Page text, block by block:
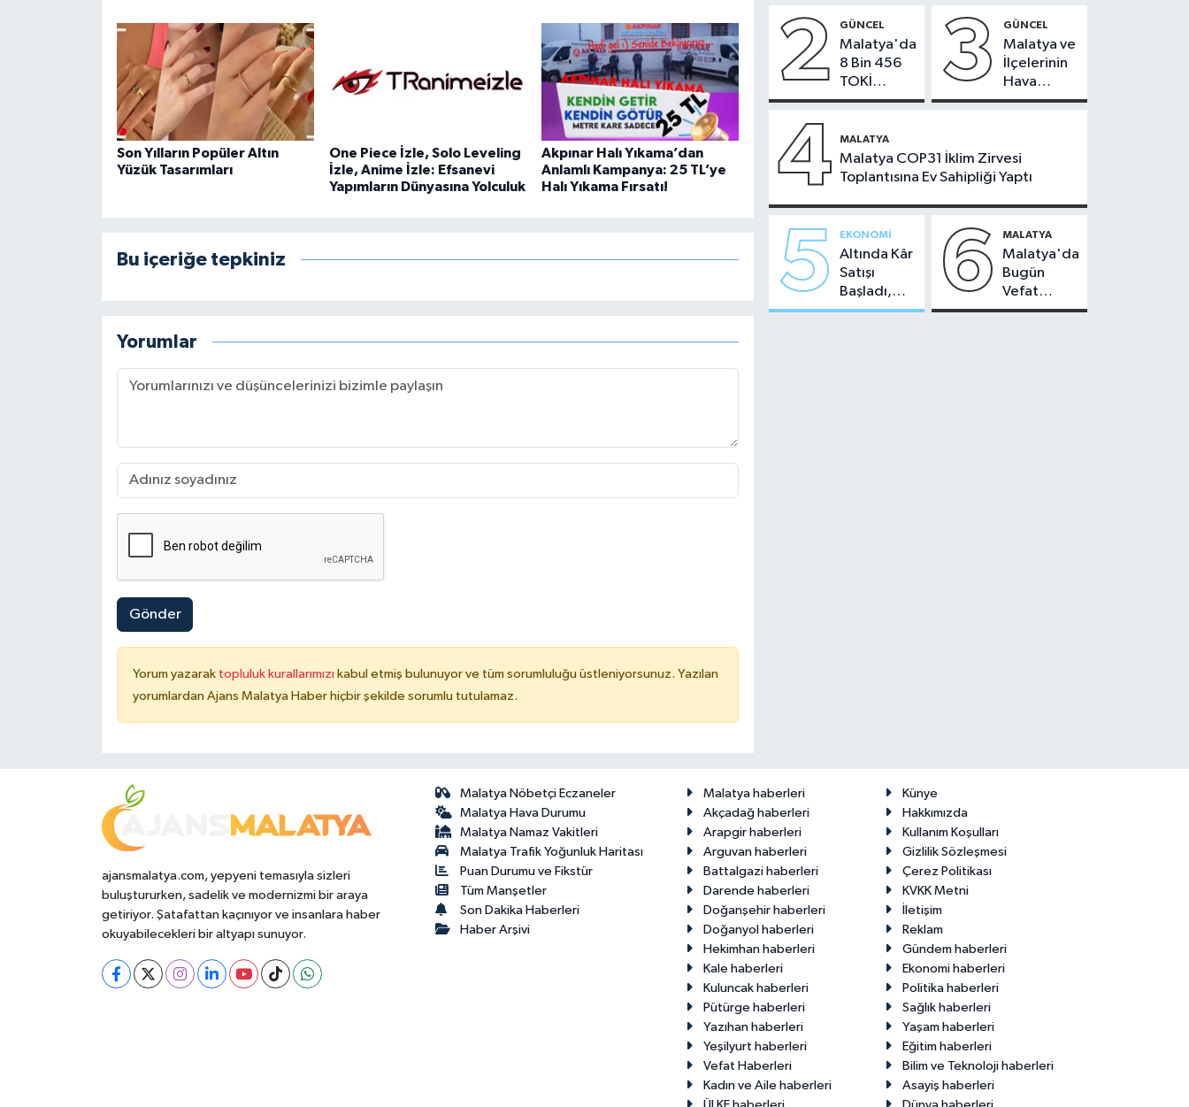
Son Yılların Popüler Altın
Yüzük Tasarımları
One Piece İzle, Solo Leveling
İzle, Anime İzle: Efsanevi
Yapımların Dünyasına Yolculuk
Akpınar Halı Yıkama’dan
Anlamlı Kampanya: 25 TL’ye
Halı Yıkama Fırsatı!
Bu içeriğe tepkiniz
Yorumlar
Gönder
Yorum yazarak topluluk kurallarımızı kabul etmiş bulunuyor ve tüm sorumluluğu üstleniyorsunuz. Yazılan
yorumlardan Ajans Malatya Haber hiçbir şekilde sorumlu tutulamaz.
2 GÜNCEL
Malatya'da
8 Bin 456
TOKİ
Konutunun
Bugün
Çekiliyor
3 GÜNCEL
Malatya ve
İlçelerinin
Hava
Durumu -
2026
4 MALATYA
Malatya COP31 İklim Zirvesi
Toplantısına Ev Sahipliği Yaptı
5 EKONOMI
Altında Kâr
Satışı
Başladı,
Malatya'da
6 MALATYA
Malatya'da
Bugün
Vefat
Edenler -
ajansmalatya.com, yepyeni temasıyla sizleri
buluştururken, sadelik ve modernizmi bir araya
getiriyor. Şatafattan kaçınıyor ve insanlara haber
okuyabilecekleri bir altyapı sunuyor.
Malatya Nöbetçi Eczaneler
Malatya Hava Durumu
Malatya Namaz Vakitleri
Malatya Trafik Yoğunluk Haritası
Puan Durumu ve Fikstür
Tüm Manşetler
Son Dakika Haberleri
Haber Arşivi
Malatya haberleri
Künye
Akçadağ haberleri
Hakkımızda
Arapgir haberleri
Kullanım Koşulları
Arguvan haberleri
Gizlilik Sözleşmesi
Battalgazi haberleri
Çerez Politikası
Darende haberleri
KVKK Metni
Doğanşehir haberleri
İletişim
Doğanyol haberleri
Reklam
Hekimhan haberleri
Gündem haberleri
Kale haberleri
Ekonomi haberleri
Kuluncak haberleri
Politika haberleri
Pütürge haberleri
Sağlık haberleri
Yazıhan haberleri
Yaşam haberleri
Yeşilyurt haberleri
Eğitim haberleri
Vefat Haberleri
Bilim ve Teknoloji haberleri
Kadın ve Aile haberleri
Asayiş haberleri
ÜLKE haberleri
Dünya haberleri